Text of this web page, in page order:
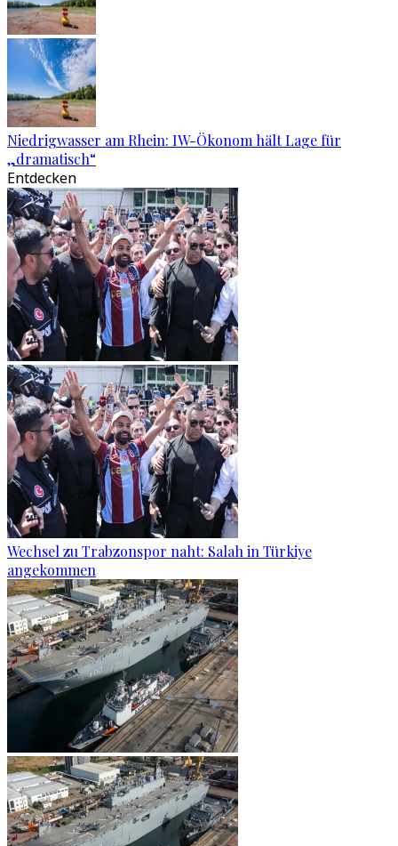
Niedrigwasser am Rhein: IW-Ökonom hält Lage für
„dramatisch“
Entdecken
Wechsel zu Trabzonspor naht: Salah in Türkiye
angekommen